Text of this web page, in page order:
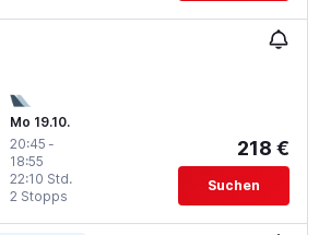
Mo 19.10.
20:45 -
18:55
2 Stopps
22:10 Std.
218 €
Suchen